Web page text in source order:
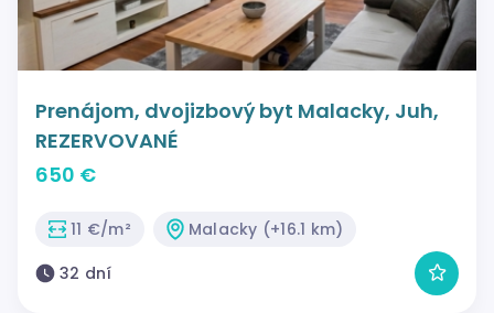
Prenájom, dvojizbový byt Malacky, Juh,
REZERVOVANÉ
650 €
11 €/m²
Malacky (+16.1 km)
32 dní